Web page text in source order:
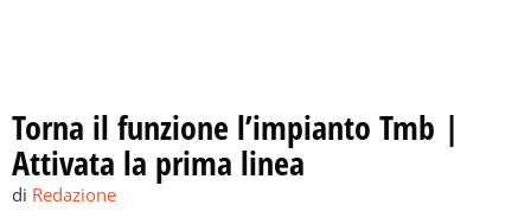
Torna il funzione l’impianto Tmb |
Attivata la prima linea
di Redazione